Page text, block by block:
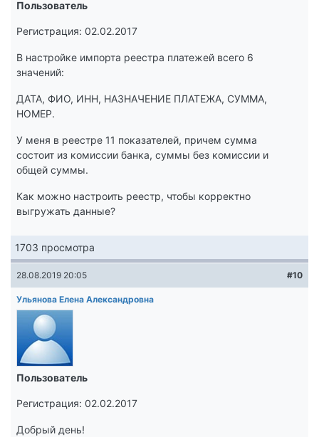
Пользователь
Регистрация: 02.02.2017
В настройке импорта реестра платежей всего 6
значений:
ДАТА, ФИО, ИНН, НАЗНАЧЕНИЕ ПЛАТЕЖА, СУММА,
НОМЕР.
У меня в реестре 11 показателей, причем сумма
состоит из комиссии банка, суммы без комиссии и
общей суммы.
Как можно настроить реестр, чтобы корректно
выгружать данные?
1703 просмотра
28.08.2019 20:05 #10
Ульянова Елена Александровна
Пользователь
Регистрация: 02.02.2017
Добрый день!